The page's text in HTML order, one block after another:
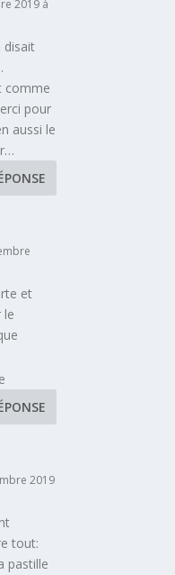
2019 à
disait
comme
pour
aussi le
et
le
2019
tout:
pastille